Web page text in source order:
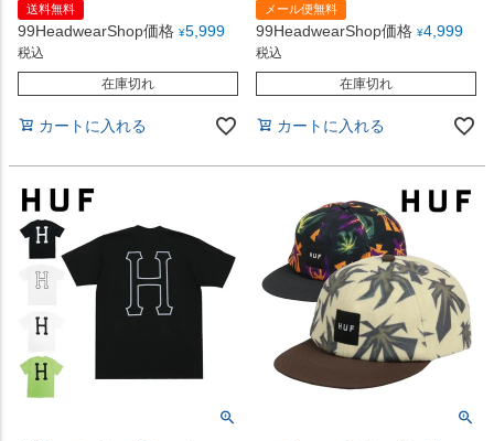
送料無料
99HeadwearShop価格 ¥5,999
税込
在庫切れ
カートに入れる
メール便無料
99HeadwearShop価格 ¥4,999
税込
在庫切れ
カートに入れる